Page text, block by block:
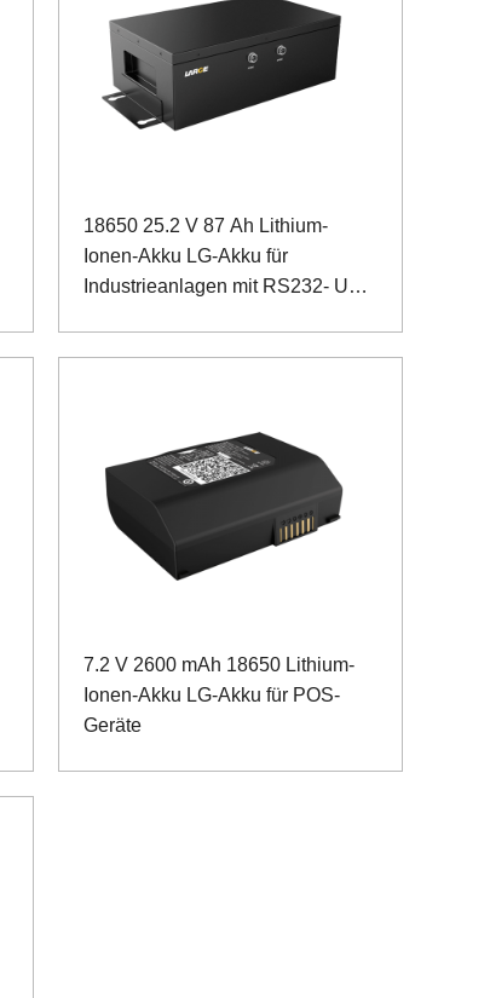
18650 25.2 V 87 Ah Lithium-
Ionen-Akku LG-Akku für
Industrieanlagen mit RS232- UND
7.2 V 2600 mAh 18650 Lithium-
Ionen-Akku LG-Akku für POS-
Geräte